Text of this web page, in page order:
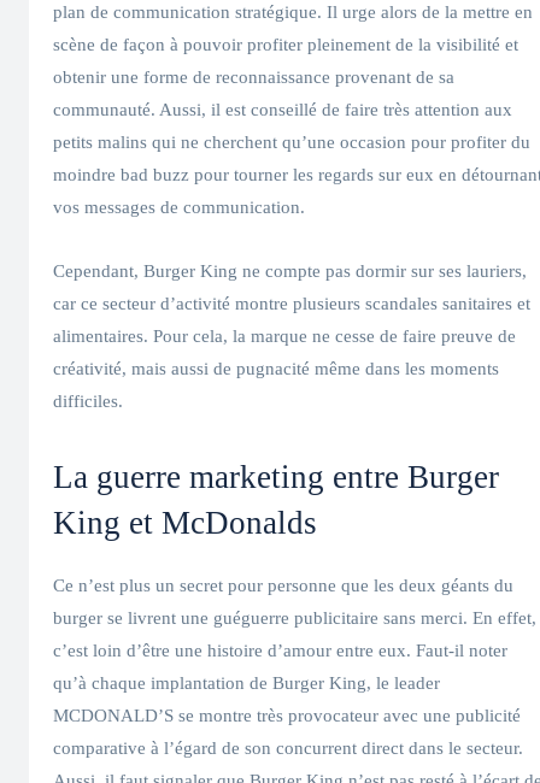
plan de communication stratégique. Il urge alors de la mettre en
scène de façon à pouvoir profiter pleinement de la visibilité et
obtenir une forme de reconnaissance provenant de sa
communauté. Aussi, il est conseillé de faire très attention aux
petits malins qui ne cherchent qu’une occasion pour profiter du
moindre bad buzz pour tourner les regards sur eux en
vos messages de communication.
Cependant, Burger King ne compte pas dormir sur ses lauriers,
car ce secteur d’activité montre plusieurs scandales sanitaires et
alimentaires. Pour cela, la marque ne cesse de faire preuve de
créativité, mais aussi de pugnacité même dans les moments
difficiles.
La guerre marketing entre Burger
King et McDonalds
Ce n’est plus un secret pour personne que les deux géants du
burger se livrent une guéguerre publicitaire sans merci. En effet,
c’est loin d’être une histoire d’amour entre eux. Faut-il noter
qu’à chaque implantation de Burger King, le leader
MCDONALD’S se montre très provocateur avec une publicité
comparative à l’égard de son concurrent direct dans le secteur.